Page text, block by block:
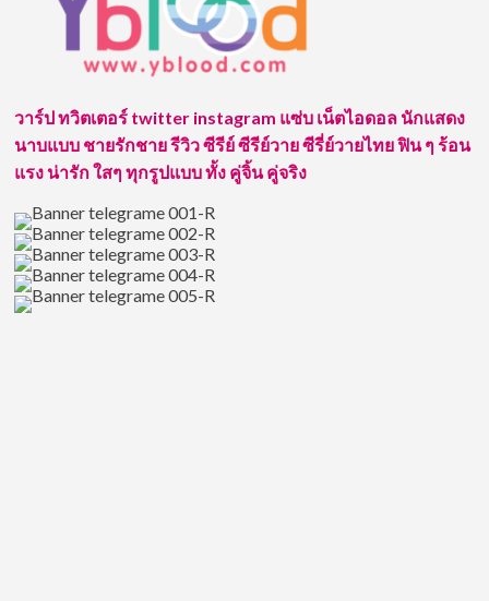
ประวัติ
หนุ่ม
ฮอต
นัก
ตะเฆ่
ที่
หลาย
คน
กำลัง
จับตา
มอง
วาร์ป ทวิตเตอร์ twitter instagram แซ่บ เน็ตไอดอล นักแสดง
นาบแบบ ชายรักชาย รีวิว ซีรีย์ ซีรีย์วาย ซีรี่ย์วายไทย ฟิน ๆ ร้อน
แรง น่ารัก ใสๆ ทุกรูปแบบ ทั้ง คู่จิ้น คู่จริง